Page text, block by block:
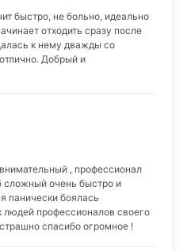
быстро, не больно, идеально
отходить сразу после
к нему дважды со
Добрый и
, профессионал
сложный очень быстро и
панически боялась
людей профессионалов своего
спасибо огромное !